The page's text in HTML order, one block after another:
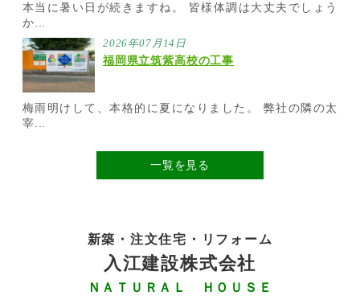
本当に暑い日が続きますね。 皆様体調は大丈夫でしょう
か...
2026年07月14日
福岡県立筑紫高校の工事
梅雨明けして、本格的に夏になりました。 弊社の隣の太
宰...
一覧を見る
新築・注文住宅・リフォーム
入江建設株式会社
ＮＡＴＵＲＡＬ ＨＯＵＳＥ